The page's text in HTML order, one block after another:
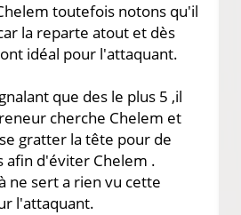
toutefois notons qu'il
la reparte atout et dès
idéal pour l'attaquant.
que des le plus 5 ,il
cherche Chelem et
gratter la tête pour de
afin d'éviter Chelem .
ne sert a rien vu cette
l'attaquant.